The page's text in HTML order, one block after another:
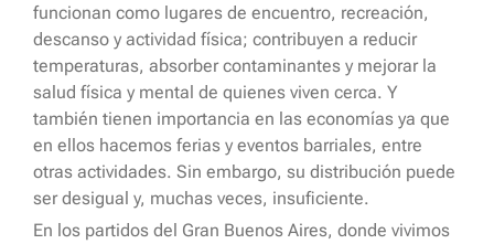
funcionan como lugares de encuentro, recreación,
descanso y actividad física; contribuyen a reducir
temperaturas, absorber contaminantes y mejorar la
salud física y mental de quienes viven cerca. Y
también tienen importancia en las economías ya que
en ellos hacemos ferias y eventos barriales, entre
otras actividades. Sin embargo, su distribución puede
ser desigual y, muchas veces, insuficiente.
En los partidos del Gran Buenos Aires, donde vivimos